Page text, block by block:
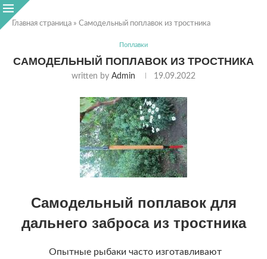
Главная страница » Самодельный поплавок из тростника
Поплавки
САМОДЕЛЬНЫЙ ПОПЛАВОК ИЗ ТРОСТНИКА
written by Admin 19.09.2022
Самодельный поплавок для
дальнего заброса из тростника
Опытные рыбаки часто изготавливают